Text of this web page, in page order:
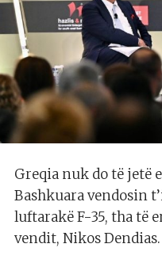
Greqia nuk do të jetë
Bashkuara vendosin
luftarakë F-35, tha të
vendit, Nikos Dendias.